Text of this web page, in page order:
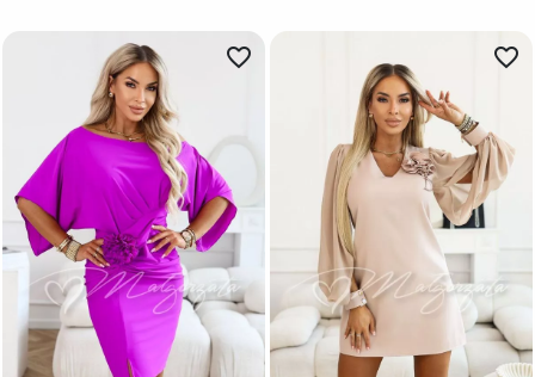
favorite_border favorite_border